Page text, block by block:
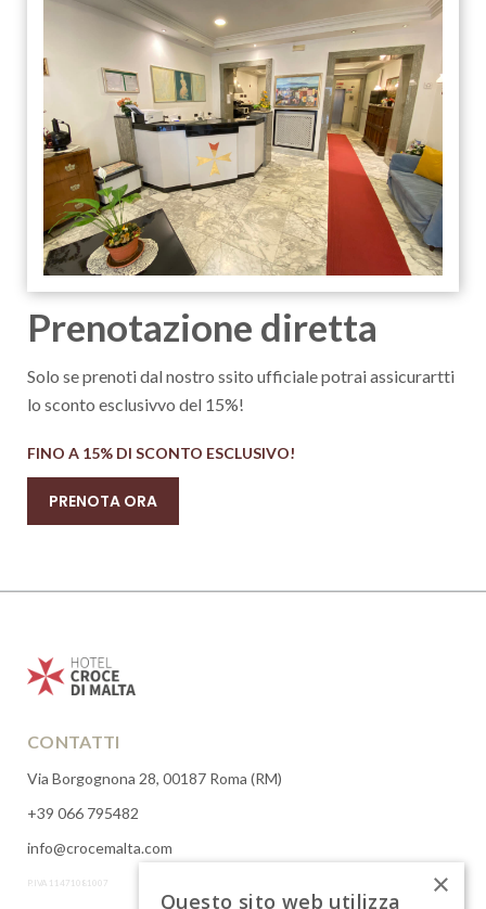
Prenotazione diretta
Solo se prenoti dal nostro ssito ufficiale potrai assicurartti
lo sconto esclusivvo del 15%!
FINO A 15% DI SCONTO ESCLUSIVO!
PRENOTA ORA
CONTATTI
Via Borgognona 28, 00187 Roma (RM)
+39 066 795482
info@crocemalta.com
P.IVA 11471081007 ×
Questo sito web utilizza